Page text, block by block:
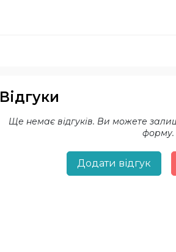
Відгуки
Ще немає відгуків. Ви можете
форму.
Додати відгук